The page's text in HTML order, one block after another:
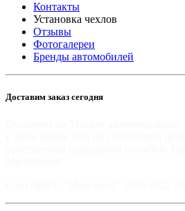
Контакты
Установка чехлов
Отзывы
Фотогалереи
Бренды автомобилей
Доставим заказ сегодня